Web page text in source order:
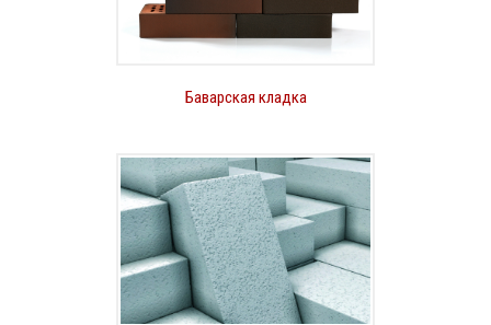
Баварская кладка